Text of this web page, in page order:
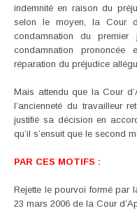
indemnité en raison du
selon le moyen, la Cour
condamnation du
condamnation
réparation du préjudice
Mais attendu que la Cour
l’ancienneté du travailleur
justifié sa décision en
qu’il s’ensuit que le second
PAR CES MOTIFS :
Rejette le pourvoi formé par
23 mars 2006 de la Cour